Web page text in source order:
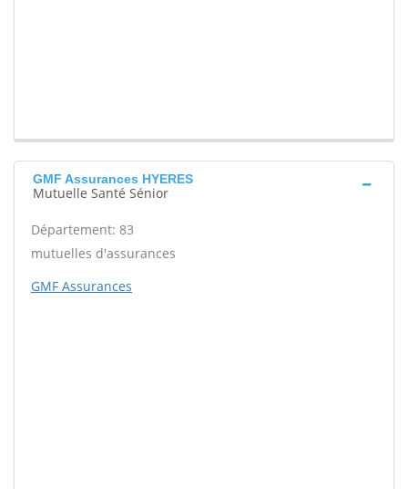
GMF Assurances HYERES
Mutuelle Santé Sénior
Département: 83
mutuelles d'assurances
GMF Assurances